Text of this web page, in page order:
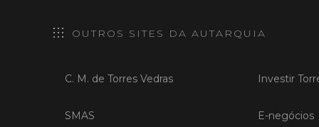
OUTROS SITES DA AUTARQUIA
C. M. de Torres Vedras
SMAS
Investir
E-negócios